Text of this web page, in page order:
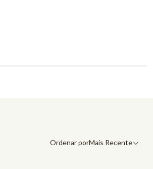
Ordenar porMais Recente